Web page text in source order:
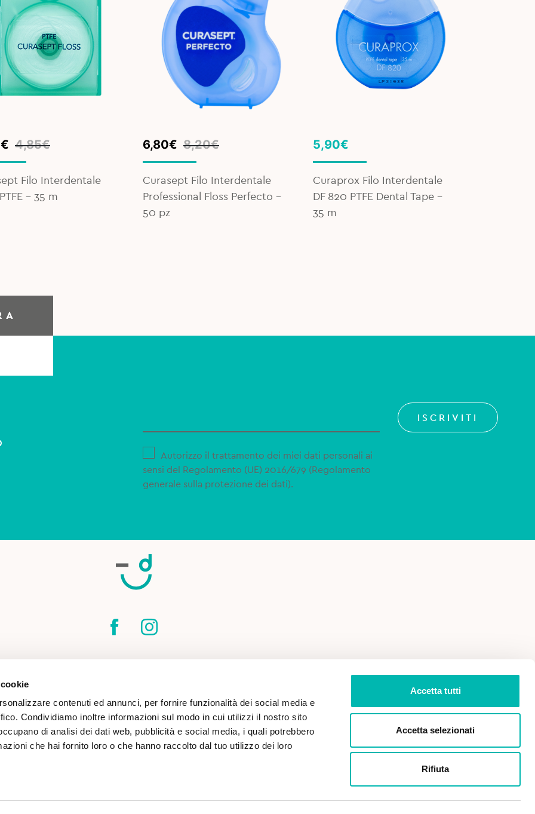
contenuti ed annunci, per fornire funzionalità dei social media e
Condividiamo inoltre informazioni sul modo in cui utilizzi il nostro sito
di analisi dei dati web, pubblicità e social media, i quali potrebbero
che hai fornito loro o che hanno raccolto dal tuo utilizzo dei loro
Accetta tutti
Accetta selezionati
Rifiuta
4,85€
€
Filo Interdentale
- 35 m
8,20€
Original
price
8,20€.
6,80€
Current
price
6,80€.
Curasept Filo Interdentale
Professional Floss Perfecto -
50 pz
5,90€
Curaprox Filo Interdentale
DF 820 PTFE Dental Tape -
35 m
Autorizzo il trattamento dei miei dati personali ai
sensi del Regolamento (UE) 2016/679 (Regolamento
generale sulla protezione dei dati).
ISCRIVITI